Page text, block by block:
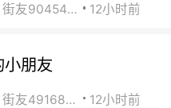
街友90454511 12小时前
朋友
街友49168527 12小时前